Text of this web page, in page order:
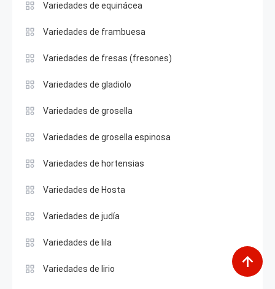
Variedades de equinácea
Variedades de frambuesa
Variedades de fresas (fresones)
Variedades de gladiolo
Variedades de grosella
Variedades de grosella espinosa
Variedades de hortensias
Variedades de Hosta
Variedades de judía
Variedades de lila
Variedades de lirio